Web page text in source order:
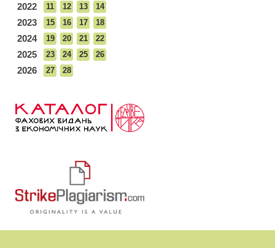
2022 11 12 13 14
2023 15 16 17 18
2024 19 20 21 22
2025 23 24 25 26
2026 27 28